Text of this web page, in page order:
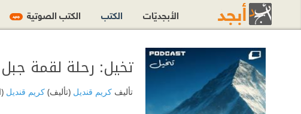
تخيل: رحلة لقمة
تأليفكريم قنديل(تأليف)كريم قنديل
الأبجديّات الكتب الكتب الصوتية جديد